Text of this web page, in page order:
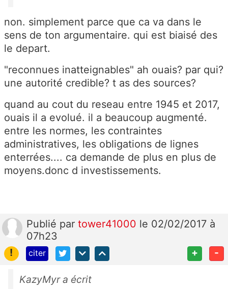
non. simplement parce que ca va dans le
sens de ton argumentaire. qui est biaisé des
le depart.
"reconnues inatteignables" ah ouais? par qui?
une autorité credible? t as des sources?
quand au cout du reseau entre 1945 et 2017,
ouais il a evolué. il a beaucoup augmenté.
entre les normes, les contraintes
administratives, les obligations de lignes
enterrées.... ca demande de plus en plus de
moyens.donc d investissements.
Publié par tower41000 le 02/02/2017 à
07h23
!
citer + -
KazyMyr a écrit